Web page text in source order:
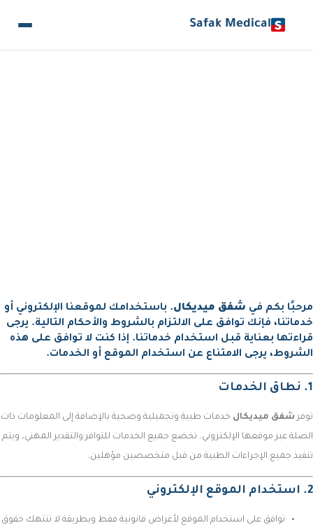
Safak Medical
مرحبًا بكم في شفق ميديكال. باستخدامك لموقعنا الإلكتروني أو
خدماتنا، فإنك توافق على الالتزام بالشروط والأحكام التالية. يرجى
قراءتها بعناية قبل استخدام خدماتنا. إذا كنت لا توافق على هذه
الشروط، يرجى الامتناع عن استخدام الموقع أو الخدمات.
1. نطاق الخدمات
توفر شفق ميديكال خدمات طبية وتجميلية وصحية بالإضافة إلى المعلومات ذات
الصلة عبر موقعها الإلكتروني. تخضع جميع الخدمات للتوافر والتقدير المهني، ويتم
تنفيذ جميع الإجراءات الطبية من قبل متخصصين مؤهلين.
2. استخدام الموقع الإلكتروني
توافق على استخدام الموقع لأغراض قانونية فقط وبطريقة لا تنتهك حقوق